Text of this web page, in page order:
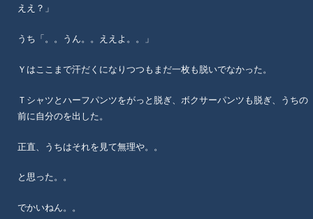
ええ？」
うち「。。うん。。ええよ。。」
Ｙはここまで汗だくになりつつもまだ一枚も脱いでなかった。
Ｔシャツとハーフパンツをがっと脱ぎ、ボクサーパンツも脱ぎ、うちの
前に自分のを出した。
正直、うちはそれを見て無理や。。
と思った。。
でかいねん。。